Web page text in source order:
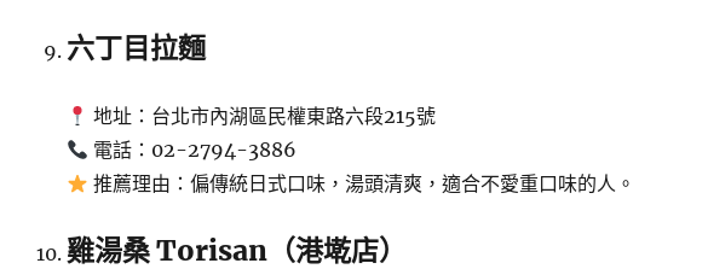
六丁目拉麵
地址：台北市內湖區民權東路六段215號
電話：02-2794-3886
推薦理由：偏傳統日式口味，湯頭清爽，適合不愛重口味的人。
雞湯桑 Torisan（港墘店）